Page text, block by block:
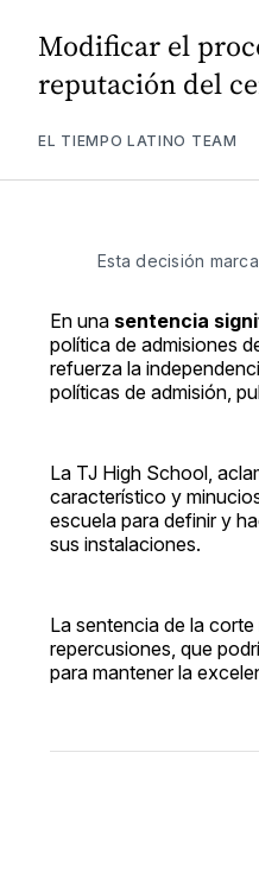
Modificar el
reputación del
EL TIEMPO LATINO TEAM
Esta decisión
En una sentencia
política de admisiones
refuerza la
políticas de admisión,
La TJ High School,
característico y
escuela para definir y
sus instalaciones.
La sentencia de la
repercusiones, que
para mantener la